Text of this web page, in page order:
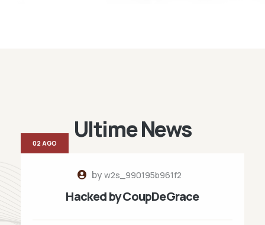
Ultime News
byw2s_990195b961f2
Hacked by CoupDeGrace
02 AGO